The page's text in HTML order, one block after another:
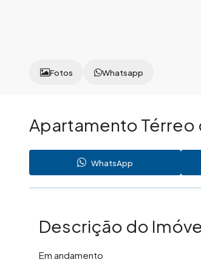
Fotos Whatsapp
Apartamento Térreo
WhatsApp
Descrição do
Em andamento